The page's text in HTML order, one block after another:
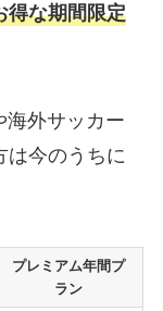
得な期間限定
海外サッカー
は今のうちに
プレミアム年間プ
ラン